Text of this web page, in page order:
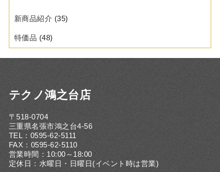
新商品紹介 (35)
特価品 (48)
テクノ鴻之台店
〒518-0704
三重県名張市鴻之台4-56
TEL：0595-62-5111
FAX：0595-62-5110
営業時間：10:00～18:00
定休日：水曜日・日曜日(イベント時は営業)